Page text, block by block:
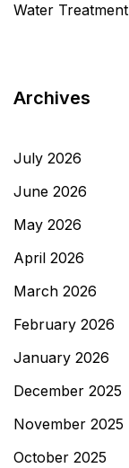
Water Treatment
Archives
July 2026
June 2026
May 2026
April 2026
March 2026
February 2026
January 2026
December 2025
November 2025
October 2025